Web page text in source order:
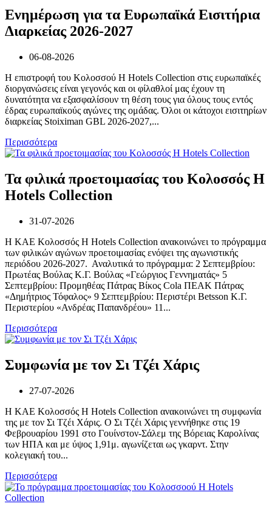
Ενημέρωση για τα Ευρωπαϊκά Εισιτήρια
Διαρκείας 2026-2027
06-08-2026
Η επιστροφή του Κολοσσού H Hotels Collection στις ευρωπαϊκές
διοργανώσεις είναι γεγονός και οι φίλαθλοί μας έχουν τη
δυνατότητα να εξασφαλίσουν τη θέση τους για όλους τους εντός
έδρας ευρωπαϊκούς αγώνες της ομάδας. Όλοι οι κάτοχοι εισιτηρίων
διαρκείας Stoiximan GBL 2026-2027,...
Περισσότερα
Τα φιλικά προετοιμασίας του Κολοσσός H
Hotels Collection
31-07-2026
Η ΚΑΕ Κολοσσός H Hotels Collection ανακοινώνει το πρόγραμμα
των φιλικών αγώνων προετοιμασίας ενόψει της αγωνιστικής
περιόδου 2026-2027. Αναλυτικά το πρόγραμμα: 2 Σεπτεμβρίου:
Πρωτέας Βούλας Κ.Γ. Βούλας «Γεώργιος Γεννηματάς» 5
Σεπτεμβρίου: Προμηθέας Πάτρας Βίκος Cola ΠΕΑΚ Πάτρας
«Δημήτριος Τόφαλος» 9 Σεπτεμβρίου: Περιστέρι Betsson Κ.Γ.
Περιστερίου «Ανδρέας Παπανδρέου» 11...
Περισσότερα
Συμφωνία με τον Σι Τζέι Χάρις
27-07-2026
Η ΚΑΕ Κολοσσός H Hotels Collection ανακοινώνει τη συμφωνία
της με τον Σι Τζέι Χάρις. Ο Σι Τζέι Χάρις γεννήθηκε στις 19
Φεβρουαρίου 1991 στο Γουίνστον-Σάλεμ της Βόρειας Καρολίνας
των ΗΠΑ και με ύψος 1,91μ. αγωνίζεται ως γκαρντ. Στην
κολεγιακή του...
Περισσότερα